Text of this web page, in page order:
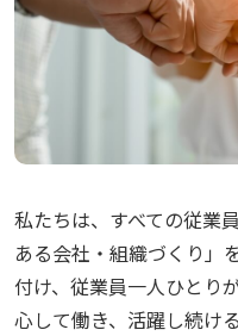
私たちは、すべての従業
ある会社・組織づくり」
付け、従業員一人ひとり
心して働き、活躍し続け